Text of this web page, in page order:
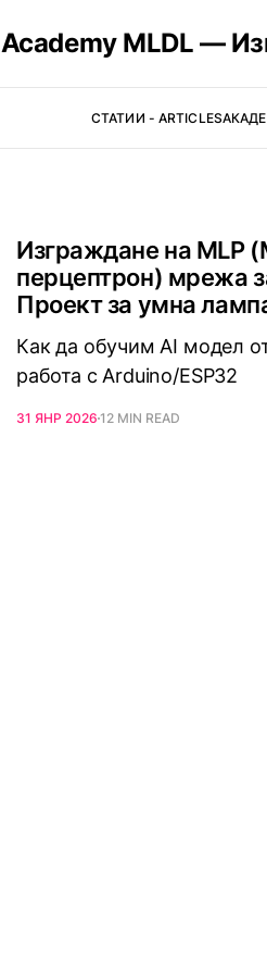
Academy MLDL —
СТАТИИ - ARTICLES
Изграждане на MLP
перцептрон) мрежа
Проект за умна
Как да обучим AI модел
работа с Arduino/ESP32
31 ЯНР 2026 12 MIN READ